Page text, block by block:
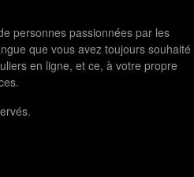
personnes passionnées par les
que vous avez toujours souhaité
en ligne, et ce, à votre propre